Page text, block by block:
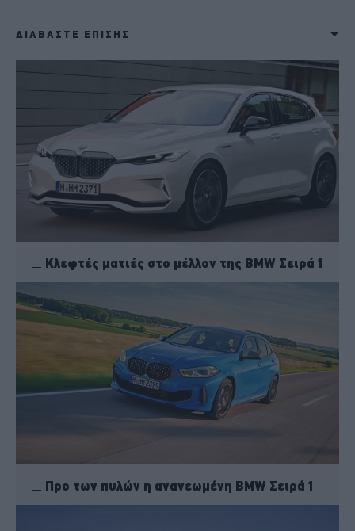
ΔΙΑΒΑΣΤΕ ΕΠΙΣΗΣ
Κλεφτές ματιές στο μέλλον της BMW Σειρά 1
Προ των πυλών η ανανεωμένη BMW Σειρά 1